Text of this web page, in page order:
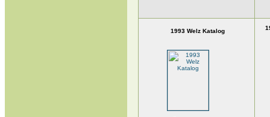
1993 Welz Katalog